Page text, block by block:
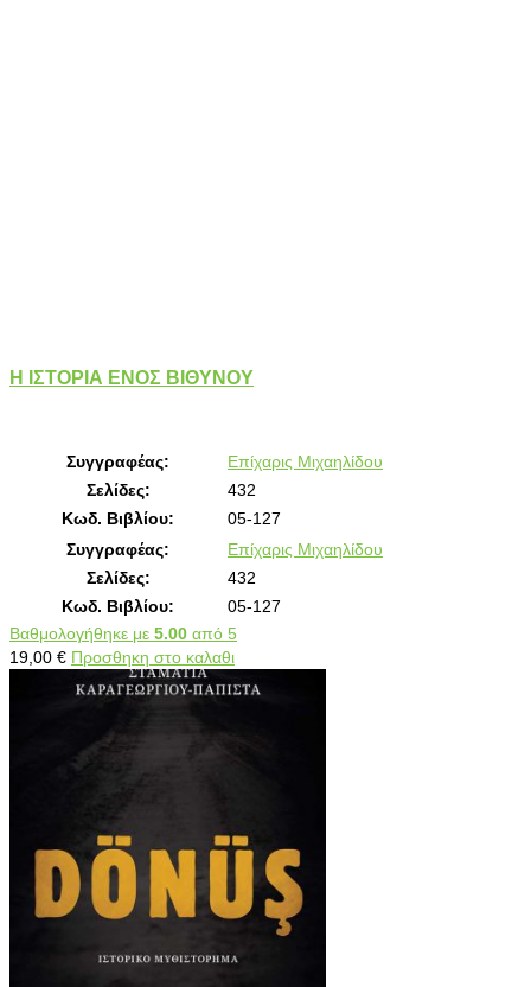
Η ΙΣΤΟΡΙΑ ΕΝΟΣ ΒΙΘΥΝΟΥ
Συγγραφέας:
Επίχαρις Μιχαηλίδου
Σελίδες:
432
Κωδ. Βιβλίου:
05-127
Συγγραφέας:
Επίχαρις Μιχαηλίδου
Σελίδες:
432
Κωδ. Βιβλίου:
05-127
Βαθμολογήθηκε με 5.00 από 5
19,00 € Προσθηκη στο καλαθι